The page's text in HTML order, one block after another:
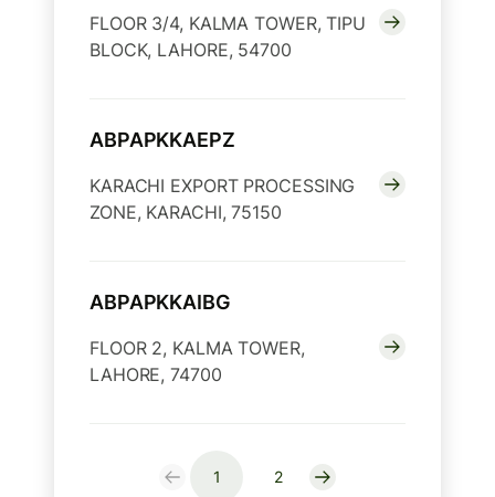
FLOOR 3/4, KALMA TOWER, TIPU
BLOCK, LAHORE, 54700
ABPAPKKAEPZ
KARACHI EXPORT PROCESSING
ZONE, KARACHI, 75150
ABPAPKKAIBG
FLOOR 2, KALMA TOWER,
LAHORE, 74700
1 2